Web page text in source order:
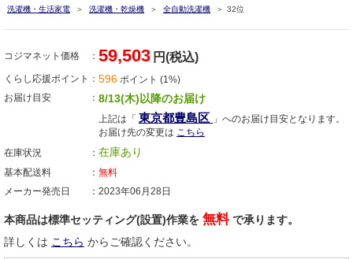
洗濯機・生活家電 洗濯機・乾燥機 全自動洗濯機 32位
コジマネット価格 59,503 円(税込)
くらし応援ポイント 596 ポイント (1%)
お届け目安
8/13(木)以降のお届け
上記は「 東京都豊島区 」へのお届け目安となります。
お届け先の変更は こちら
在庫状況
在庫あり
基本配送料
無料
メーカー発売日
2023年06月28日
本商品は標準セッティング(設置)作業を 無料で承ります。
詳しくは こちら からご確認ください。